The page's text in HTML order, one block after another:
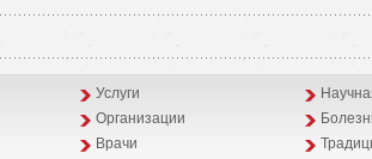
Услуги
Организации
Врачи